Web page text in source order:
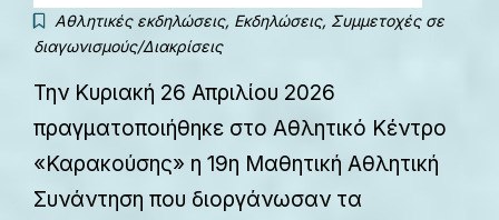
Αθλητικές εκδηλώσεις, Εκδηλώσεις, Συμμετοχές σε
διαγωνισμούς/Διακρίσεις
Την Κυριακή 26 Απριλίου 2026
πραγματοποιήθηκε στο Αθλητικό Κέντρο
«Καρακούσης» η 19η Μαθητική Αθλητική
Συνάντηση που διοργάνωσαν τα